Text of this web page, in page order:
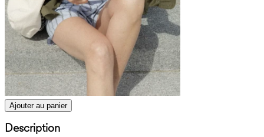
Ajouter au panier
Description